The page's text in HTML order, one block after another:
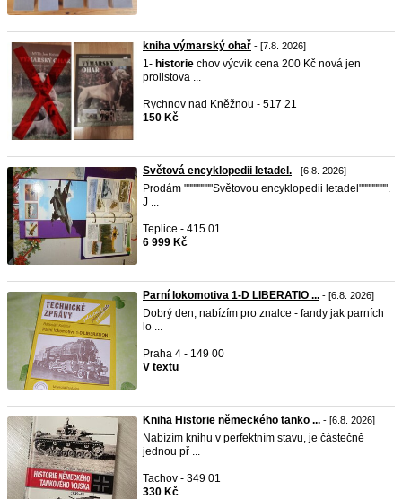
kniha výmarský ohař - [7.8. 2026]
1- historie chov výcvik cena 200 Kč nová jen
prolistova ...
Rychnov nad Kněžnou - 517 21
150 Kč
Světová encyklopedii letadel. - [6.8. 2026]
Prodám """"""""Světovou encyklopedii letadel"""""""".
J ...
Teplice - 415 01
6 999 Kč
Parní lokomotiva 1-D LIBERATIO ... - [6.8. 2026]
Dobrý den, nabízím pro znalce - fandy jak parních
lo ...
Praha 4 - 149 00
V textu
Kniha Historie německého tanko ... - [6.8. 2026]
Nabízím knihu v perfektním stavu, je částečně
jednou př ...
Tachov - 349 01
330 Kč